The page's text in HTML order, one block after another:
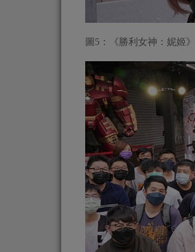
圖5：《勝利女神：妮姬